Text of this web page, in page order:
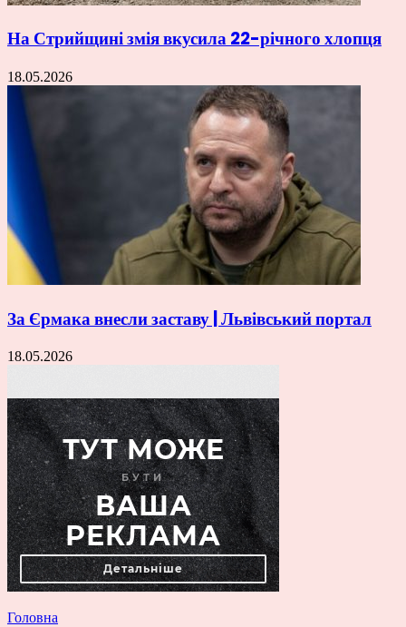
На Стрийщині змія вкусила 22-річного хлопця
18.05.2026
За Єрмака внесли заставу | Львівський портал
18.05.2026
Головна